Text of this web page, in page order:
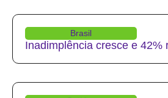
Brasil
Inadimplência cresce e 42%